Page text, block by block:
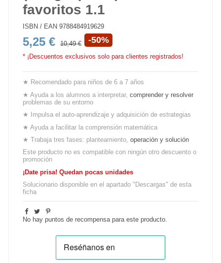
favoritos 1.1
ISBN / EAN 9788484919629
5,25 € 10,49 € -50%
* ¡Descuentos exclusivos solo para clientes registrados!
★ Recomendado para niños de 6 a 7 años
★ Ayuda a los alumnos a interpretar,comprender y resolver
problemas de su entorno
★ Impulsa el auto-aprendizaje y adquisición de estrategias
★ Ayuda a facilitar la comprensión matemática
★ Trabaja tres fases: planteamiento,operación y solución
Este producto no es compatible con ningún otro descuento o
promoción
¡Date prisa! Quedan pocas unidades
Solucionario disponible en el apartado "Descargas" de esta
ficha
No hay puntos de recompensa para este producto.